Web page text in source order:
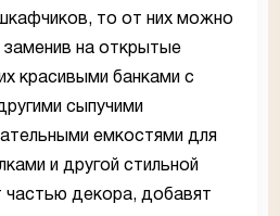
то от них можно
заменив на открытые
красивыми банками с
сыпучими
емкостями для
и другой стильной
частью декора, добавят